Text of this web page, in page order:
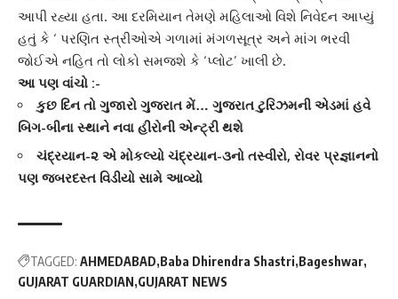
આપી રહ્યા હતા. આ દરમિયાન તેમણે મહિલાઓ વિશે નિવેદન આપ્યું
હતું કે ‘ પરણિત સ્ત્રીઓએ ગળામાં મંગળસૂત્ર અને માંગ ભરવી
જોઈએ નહિત તો લોકો સમજશે કે ‘પ્લોટ’ ખાલી છે.
આ પણ વાંચો :-
કુછ દિન તો ગુજારો ગુજરાત મેં… ગુજરાત ટુરિઝમની એડમાં હવે
બિગ-બીના સ્થાને નવા હીરોની એન્ટ્રી થશે
ચંદ્રયાન-૨ એ મોકલ્યો ચંદ્રયાન-૩નો તસ્વીરો, રોવર પ્રજ્ઞાનનો
પણ જબરદસ્ત વિડીયો સામે આવ્યો
TAGGED: AHMEDABAD Baba Dhirendra Shastri Bageshwar
GUJARAT GUARDIAN GUJARAT NEWS